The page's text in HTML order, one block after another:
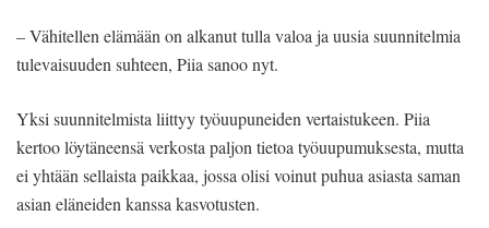
– Vähitellen elämään on alkanut tulla valoa ja uusia suunnitelmia
tulevaisuuden suhteen, Piia sanoo nyt.
Yksi suunnitelmista liittyy työuupuneiden vertaistukeen. Piia
kertoo löytäneensä verkosta paljon tietoa työuupumuksesta, mutta
ei yhtään sellaista paikkaa, jossa olisi voinut puhua asiasta saman
asian eläneiden kanssa kasvotusten.